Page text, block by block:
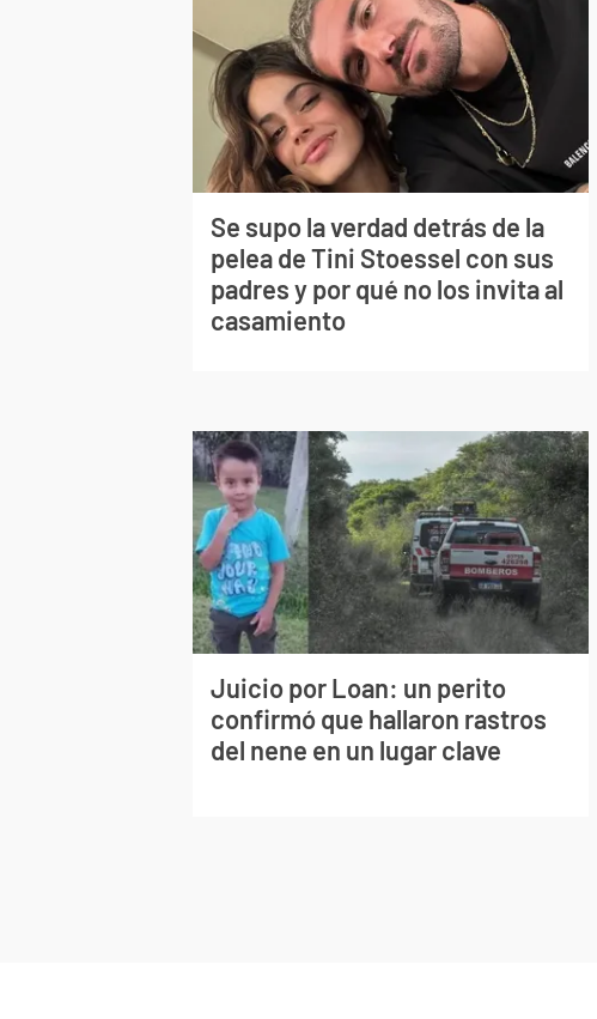
Se supo la verdad detrás de la
pelea de Tini Stoessel con sus
padres y por qué no los invita al
casamiento
Juicio por Loan: un perito
confirmó que hallaron rastros
del nene en un lugar clave